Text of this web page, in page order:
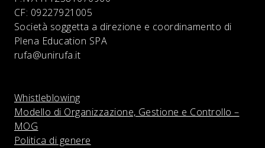
CF: 09227921005
Società soggetta a direzione e coordinamento di
Plena Education SPA
rufa@unirufa.it
Whistleblowing
Modello di Organizzazione, Gestione e Controllo –
MOG
Politica di genere